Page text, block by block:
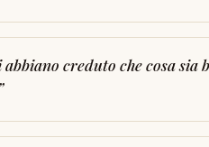
creduto che cosa sia
”